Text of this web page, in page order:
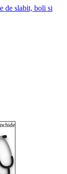
de slabit, boli si